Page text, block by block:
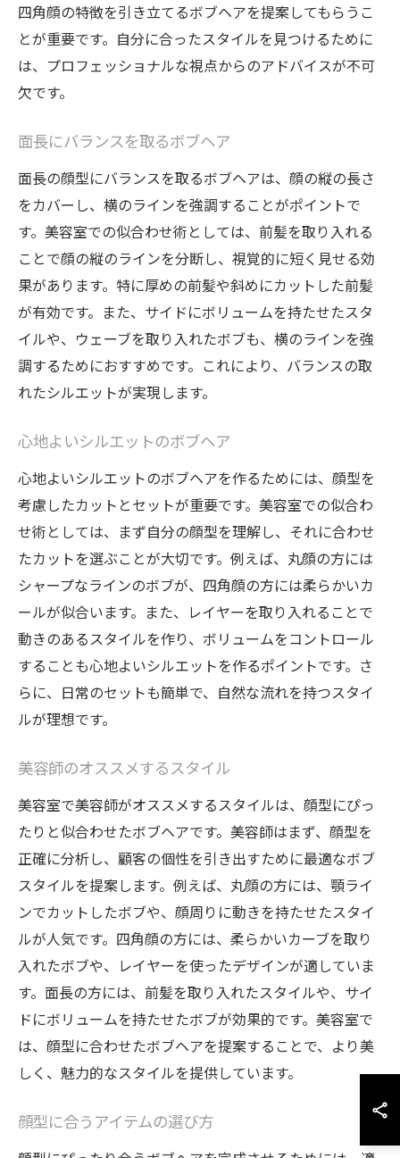
四角顔の特徴を引き立てるボブヘアを提案してもらうこ
とが重要です。自分に合ったスタイルを見つけるために
は、プロフェッショナルな視点からのアドバイスが不可
欠です。
面長にバランスを取るボブヘア
面長の顔型にバランスを取るボブヘアは、顔の縦の長さ
をカバーし、横のラインを強調することがポイントで
す。美容室での似合わせ術としては、前髪を取り入れる
ことで顔の縦のラインを分断し、視覚的に短く見せる効
果があります。特に厚めの前髪や斜めにカットした前髪
が有効です。また、サイドにボリュームを持たせたスタ
イルや、ウェーブを取り入れたボブも、横のラインを強
調するためにおすすめです。これにより、バランスの取
れたシルエットが実現します。
心地よいシルエットのボブヘア
心地よいシルエットのボブヘアを作るためには、顔型を
考慮したカットとセットが重要です。美容室での似合わ
せ術としては、まず自分の顔型を理解し、それに合わせ
たカットを選ぶことが大切です。例えば、丸顔の方には
シャープなラインのボブが、四角顔の方には柔らかいカ
ールが似合います。また、レイヤーを取り入れることで
動きのあるスタイルを作り、ボリュームをコントロール
することも心地よいシルエットを作るポイントです。さ
らに、日常のセットも簡単で、自然な流れを持つスタイ
ルが理想です。
美容師のオススメするスタイル
美容室で美容師がオススメするスタイルは、顔型にぴっ
たりと似合わせたボブヘアです。美容師はまず、顔型を
正確に分析し、顧客の個性を引き出すために最適なボブ
スタイルを提案します。例えば、丸顔の方には、顎ライ
ンでカットしたボブや、顔周りに動きを持たせたスタイ
ルが人気です。四角顔の方には、柔らかいカーブを取り
入れたボブや、レイヤーを使ったデザインが適していま
す。面長の方には、前髪を取り入れたスタイルや、サイ
ドにボリュームを持たせたボブが効果的です。美容室で
は、顔型に合わせたボブヘアを提案することで、より美
しく、魅力的なスタイルを提供しています。
顔型に合うアイテムの選び方